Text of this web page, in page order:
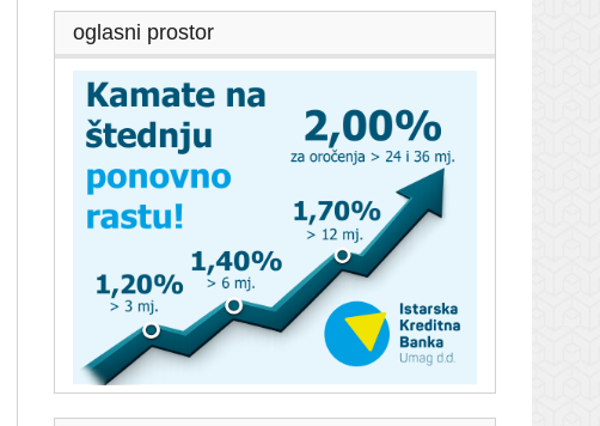
oglasni prostor